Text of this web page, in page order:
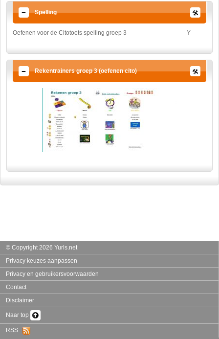
Spelling
Oefenen voor de Citotoets spelling groep 3 Y
Rekentrainers groep 3 (oefenen cito)
© Copyright 2026 Yurls.net
Privacy keuzes aanpassen
Privacy en gebruikersvoorwaarden
Contact
Disclaimer
Naar top
RSS